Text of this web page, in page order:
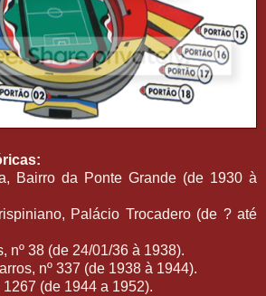
Bairro da Ponte Grande (de 1930 à
Palácio Trocadero (de ? até
nº 38 (de 24/01/36 à 1938).
nº 337 (de 1938 à 1944).
(de 1944 a 1952).